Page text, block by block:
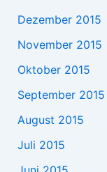
Dezember 2015
November 2015
Oktober 2015
September 2015
August 2015
Juli 2015